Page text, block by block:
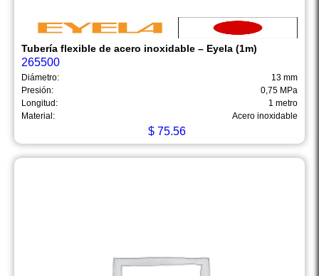
Tubería flexible de acero inoxidable – Eyela (1m)
265500
Diámetro:
13 mm
Presión:
0,75 MPa
Longitud:
1 metro
Material:
Acero inoxidable
$75.56